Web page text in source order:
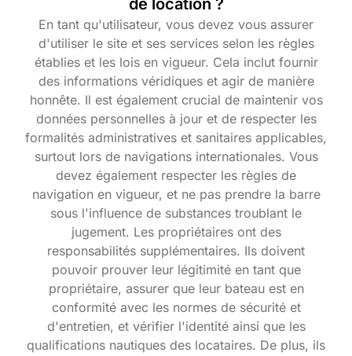
de location ?
En tant qu'utilisateur, vous devez vous assurer
d'utiliser le site et ses services selon les règles
établies et les lois en vigueur. Cela inclut fournir
des informations véridiques et agir de manière
honnête. Il est également crucial de maintenir vos
données personnelles à jour et de respecter les
formalités administratives et sanitaires applicables,
surtout lors de navigations internationales. Vous
devez également respecter les règles de
navigation en vigueur, et ne pas prendre la barre
sous l'influence de substances troublant le
jugement. Les propriétaires ont des
responsabilités supplémentaires. Ils doivent
pouvoir prouver leur légitimité en tant que
propriétaire, assurer que leur bateau est en
conformité avec les normes de sécurité et
d'entretien, et vérifier l'identité ainsi que les
qualifications nautiques des locataires. De plus, ils